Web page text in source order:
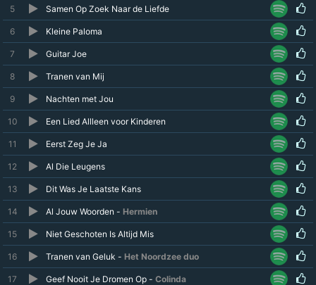
5 Samen Op Zoek Naar de Liefde
6 Kleine Paloma
7 Guitar Joe
8 Tranen van Mij
9 Nachten met Jou
10 Een Lied Allleen voor Kinderen
11 Eerst Zeg Je Ja
12 Al Die Leugens
13 Dit Was Je Laatste Kans
14 Al Jouw Woorden - Hermien
15 Niet Geschoten Is Altijd Mis
16 Tranen van Geluk - Het Noordzee duo
17 Geef Nooit Je Dromen Op - Colinda